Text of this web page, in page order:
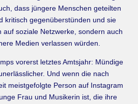
dass jüngere Menschen geteilten
kritisch gegenüberstünden und sie
auf soziale Netz­werke, sondern auch
Medien verlassen würden.
vorerst letztes Amtsjahr: Mündige
Und wenn die nach
meistgefolgte Person auf Instagram
Frau und Musikerin ist, die ihre